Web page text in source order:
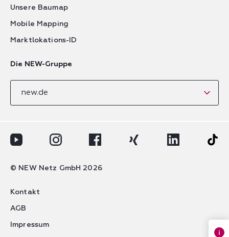
Kontakt
Unsere Baumap
Mobile Mapping
Marktlokations-ID
Die NEW-Gruppe
new.de
© NEW Netz GmbH 2026
Youtube-LogoInstagram-LogoFacebook-LogoXing-Logo LinkedIn-Logo
Tik-
Kontakt
AGB
Impressum